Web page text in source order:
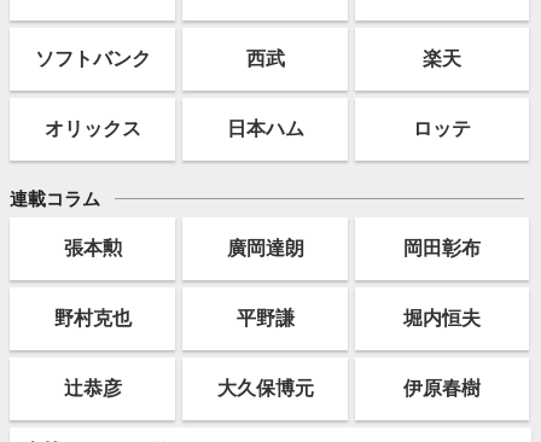
ソフトバンク 西武 楽天
オリックス 日本ハム ロッテ
連載コラム
張本勲 廣岡達朗 岡田彰布
野村克也 平野謙 堀内恒夫
辻恭彦 大久保博元 伊原春樹